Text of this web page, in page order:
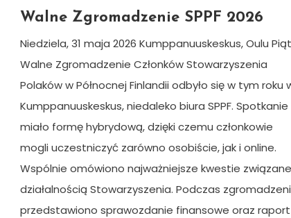
Walne Zgromadzenie SPPF 2026
Niedziela, 31 maja 2026 Kumppanuuskeskus, Oulu
Walne Zgromadzenie Członków Stowarzyszenia
Polaków w Północnej Finlandii odbyło się w tym roku
Kumppanuuskeskus, niedaleko biura SPPF. Spotkanie
miało formę hybrydową, dzięki czemu członkowie
mogli uczestniczyć zarówno osobiście, jak i online.
Wspólnie omówiono najważniejsze kwestie
działalnością Stowarzyszenia. Podczas
przedstawiono sprawozdanie finansowe oraz